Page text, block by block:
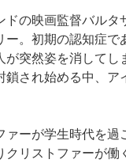
の映画監督バルタ
ー。初期の認知症
が突然姿を消して
鎖され始める中、
ーが学生時代を過
リストファーが働